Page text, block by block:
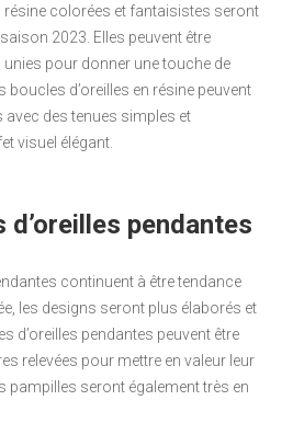
résine colorées et fantaisistes seront
2023. Elles peuvent être
pour donner une touche de
boucles d’oreilles en résine peuvent
avec des tenues simples et
visuel élégant.
d’oreilles pendantes
continuent à être tendance
les designs seront plus élaborés et
d’oreilles pendantes peuvent être
relevées pour mettre en valeur leur
pampilles seront également très en